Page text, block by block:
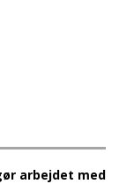
arbejdet med